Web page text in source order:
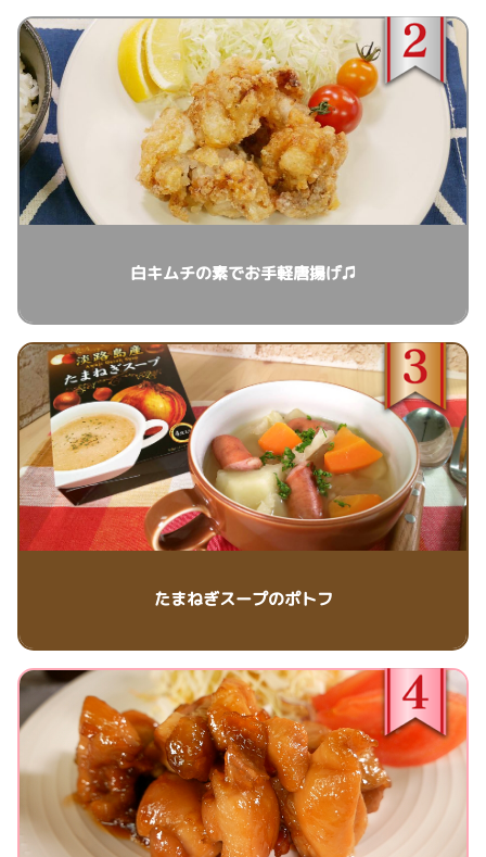
白キムチの素でお手軽唐揚げ♫
たまねぎスープのポトフ